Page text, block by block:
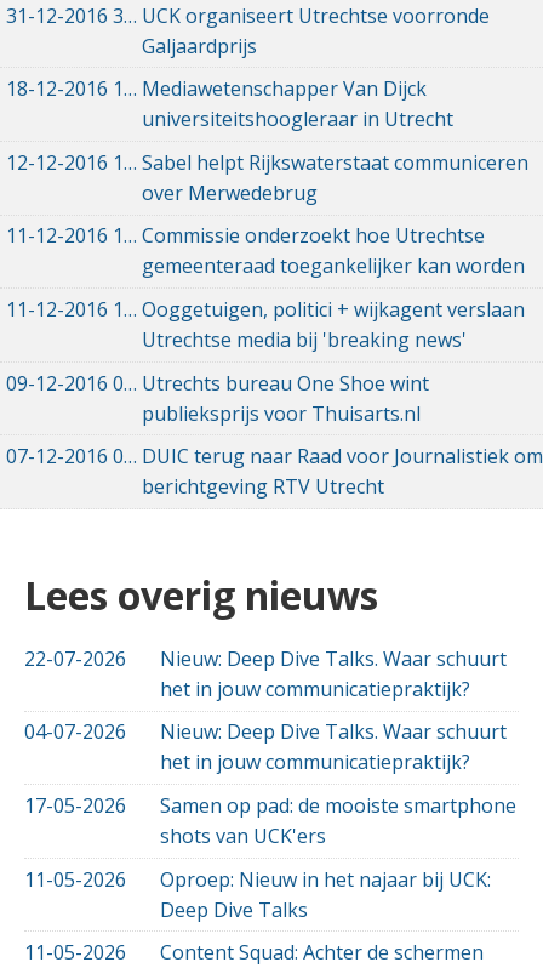
31-12-2016 31-12-2016 12:15
UCK organiseert Utrechtse voorronde
Galjaardprijs
18-12-2016 18-12-2016 10:26
Mediawetenschapper Van Dijck
universiteitshoogleraar in Utrecht
12-12-2016 12-12-2016 13:01
Sabel helpt Rijkswaterstaat communiceren
over Merwedebrug
11-12-2016 11-12-2016 22:31
Commissie onderzoekt hoe Utrechtse
gemeenteraad toegankelijker kan worden
11-12-2016 11-12-2016 15:52
Ooggetuigen, politici + wijkagent verslaan
Utrechtse media bij 'breaking news'
09-12-2016 09-12-2016 11:23
Utrechts bureau One Shoe wint
publieksprijs voor Thuisarts.nl
07-12-2016 07-12-2016 19:49
DUIC terug naar Raad voor Journalistiek om
berichtgeving RTV Utrecht
Lees overig nieuws
22-07-2026
Nieuw: Deep Dive Talks. Waar schuurt
het in jouw communicatiepraktijk?
04-07-2026
Nieuw: Deep Dive Talks. Waar schuurt
het in jouw communicatiepraktijk?
17-05-2026
Samen op pad: de mooiste smartphone
shots van UCK'ers
11-05-2026
Oproep: Nieuw in het najaar bij UCK:
Deep Dive Talks
11-05-2026
Content Squad: Achter de schermen